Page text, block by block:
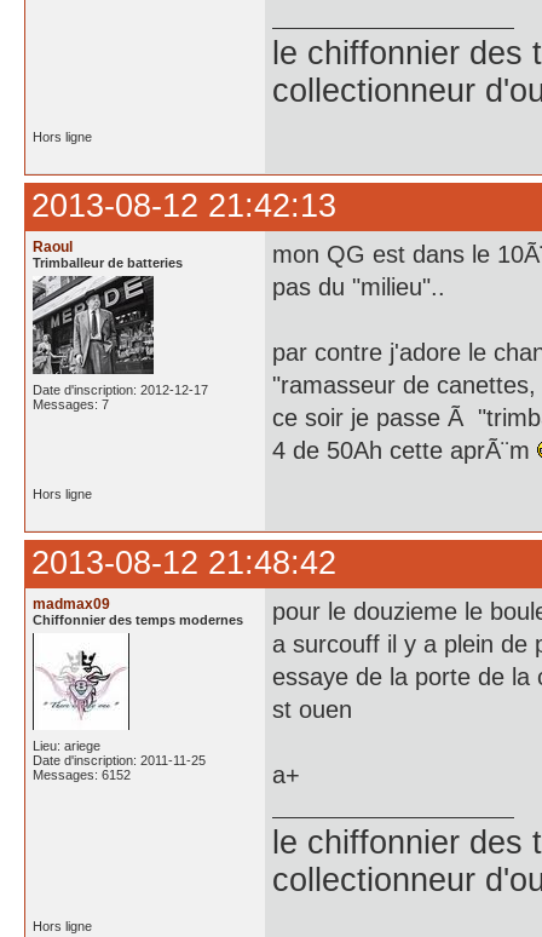
le chiffonnier des
collectionneur
Hors ligne
2013-08-12 21:42:13
Raoul
Trimballeur de batteries
Date d'inscription: 2012-12-17
Messages: 7
mon QG est dans le
pas du "milieu"..
par contre j'adore le
"ramasseur de
ce soir je passe Ã
4 de 50Ah cette aprÃ¨m
Hors ligne
2013-08-12 21:48:42
madmax09
Chiffonnier des temps modernes
Lieu: ariege
Date d'inscription: 2011-11-25
Messages: 6152
pour le douzieme le
a surcouff il y a plein de
essaye de la porte de la
st ouen
a+
le chiffonnier des
collectionneur
Hors ligne